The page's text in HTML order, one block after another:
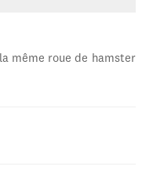
même roue de hamster